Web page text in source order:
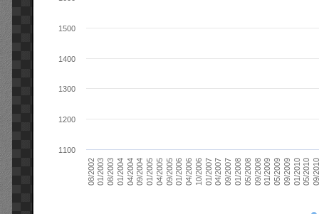
08/200201/200308/200301/200404/200409/200401/200504/200509/200501/200604/200610/200601/200704/200709/200701/200805/200809/200801/200905/200909/200901/201005/201009/
1100
1200
1300
1400
1500